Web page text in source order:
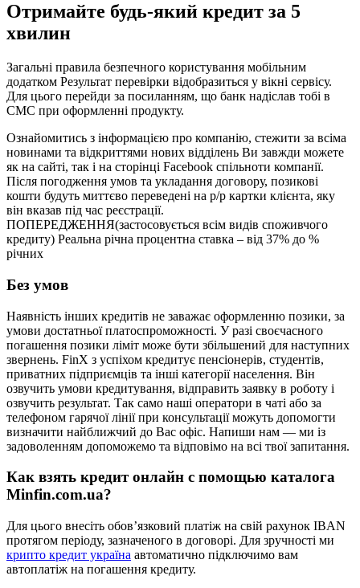
Отримайте будь-який кредит за 5
хвилин
Загальні правила безпечного користування мобільним
додатком Результат перевірки відобразиться у вікні сервісу.
Для цього перейди за посиланням, що банк надіслав тобі в
СМС при оформленні продукту.
Ознайомитись з інформацією про компанію, стежити за всіма
новинами та відкриттями нових відділень Ви завжди можете
як на сайті, так і на сторінці Facebook спільноти компанії.
Після погодження умов та укладання договору, позикові
кошти будуть миттєво переведені на р/р картки клієнта, яку
він вказав під час реєстрації.
ПОПЕРЕДЖЕННЯ(застосовується всім видів споживчого
кредиту) Реальна річна процентна ставка – від 37% до %
річних
Без умов
Наявність інших кредитів не заважає оформленню позики, за
умови достатньої платоспроможності. У разі своєчасного
погашення позики ліміт може бути збільшений для наступних
звернень. FinX з успіхом кредитує пенсіонерів, студентів,
приватних підприємців та інші категорії населення. Він
озвучить умови кредитування, відправить заявку в роботу і
озвучить результат. Так само наші оператори в чаті або за
телефоном гарячої лінії при консультації можуть допомогти
визначити найближчий до Вас офіс. Напиши нам — ми із
задоволенням допоможемо та відповімо на всі твої запитання.
Как взять кредит онлайн с помощью каталога
Minfin.com.ua?
Для цього внесіть обов’язковий платіж на свій рахунок IBAN
протягом періоду, зазначеного в договорі. Для зручності ми
крипто кредит україна автоматично підключимо вам
автоплатіж на погашення кредиту.